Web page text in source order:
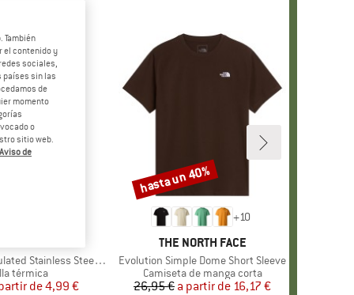
Steel Bottle 500
group
térmica
Precio
Precio reducido
de4,99 €
+10
MARCA
THE NORTH FACE
Artículo
Evolution Simple Dome Short Sleeve
Product group
Camiseta de manga corta
Precio
26,95 € Precio reducido
a partir de 16,17 €
Descuento
hasta un 40%
el contenido y
sociales,
países sin las
de
momento
o
sitio web.
Aviso de